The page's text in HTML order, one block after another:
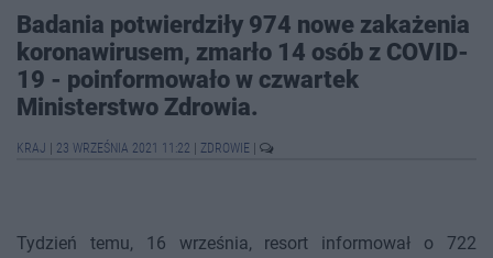
Badania potwierdziły 974 nowe zakażenia
koronawirusem, zmarło 14 osób z COVID-
19 - poinformowało w czwartek
Ministerstwo Zdrowia.
KRAJ 23 WRZEŚNIA 2021 11:22 ZDROWIE
Tydzień temu, 16 września, resort informował o 722